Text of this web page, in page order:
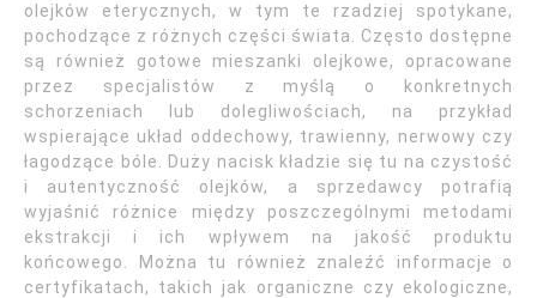
olejków eterycznych, w tym te rzadziej spotykane,
pochodzące z różnych części świata. Często dostępne
są również gotowe mieszanki olejkowe, opracowane
przez specjalistów z myślą o konkretnych
schorzeniach lub dolegliwościach, na przykład
wspierające układ oddechowy, trawienny, nerwowy czy
łagodzące bóle. Duży nacisk kładzie się tu na czystość
i autentyczność olejków, a sprzedawcy potrafią
wyjaśnić różnice między poszczególnymi metodami
ekstrakcji i ich wpływem na jakość produktu
końcowego. Można tu również znaleźć informacje o
certyfikatach, takich jak organiczne czy ekologiczne,